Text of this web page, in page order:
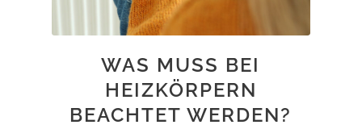
WAS MUSS BEI
HEIZKÖRPERN
BEACHTET WERDEN?